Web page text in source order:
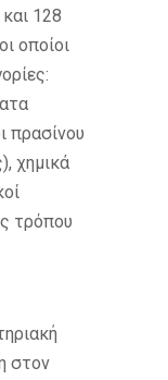
128
οποίοι
πρασίνου
χημικά
τρόπου
στον